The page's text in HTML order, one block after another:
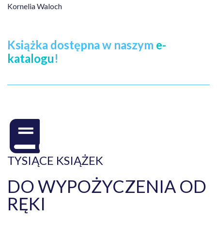
Kornelia Waloch
Książka dostępna w naszym e-
katalogu!
TYSIĄCE KSIĄŻEK
DO WYPOŻYCZENIA OD
RĘKI